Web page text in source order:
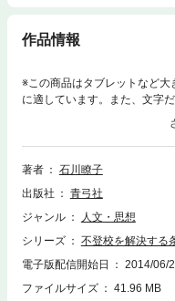
作品情報
※この商品はタブレットなど大
に適しています。また、文字
ト、検索、辞書の参照、引用
に行きたい!再登校するため
5歳から20歳までの不登校の
ざまに漂う子どもたちの不登
著者
石川瞭子
出版社
青弓社
ジャンル
人文・思想
シリーズ
不登校を解決す
電子版配信開始日
2014/06/
ファイルサイズ
41.96 MB